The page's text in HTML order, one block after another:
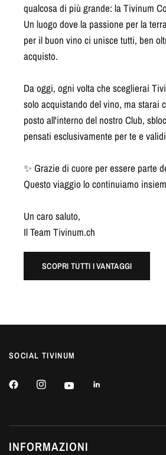
qualcosa di più grande: la Tivinum
Un luogo dove la passione per la
per il buon vino ci unisce tutti, ben
acquisto.
Da oggi, ogni volta che sceglierai
solo acquistando del vino, ma starai
posto all'interno del nostro Club,
pensati esclusivamente per te e
✨ Grazie di cuore per essere parte
Questo viaggio lo continuiamo
Un caro saluto,
Il Team Tivinum.ch
SCOPRI TUTTI I VANTAGGI
SOCIAL TIVINUM
INFORMAZIONI